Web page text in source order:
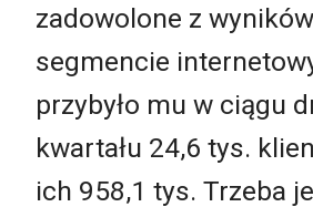
zadowolone z
segmencie
przybyło mu w ciągu
kwartału 24,6 tys.
ich 958,1 tys. Trzeba